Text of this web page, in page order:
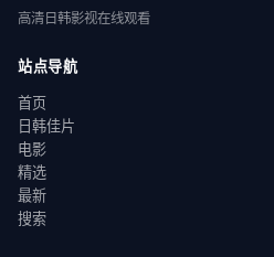
高清日韩影视在线观看
站点导航
首页
日韩佳片
电影
精选
最新
搜索